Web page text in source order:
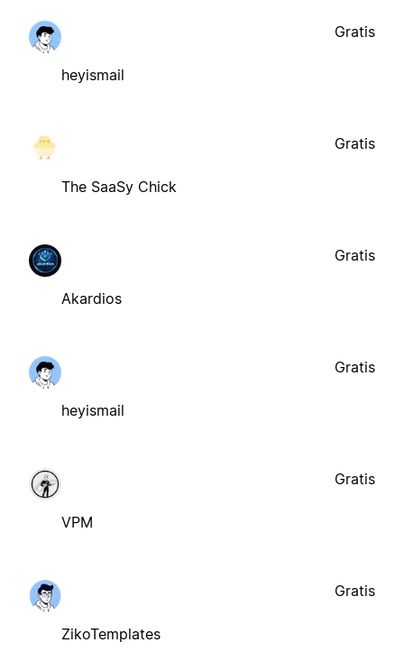
heyismail
Gratis
The SaaSy Chick
Gratis
Akardios
Gratis
heyismail
Gratis
VPM
Gratis
ZikoTemplates
Gratis